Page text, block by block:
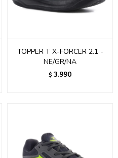
TOPPER T X-FORCER 2.1 -
NE/GR/NA
$ 3.990